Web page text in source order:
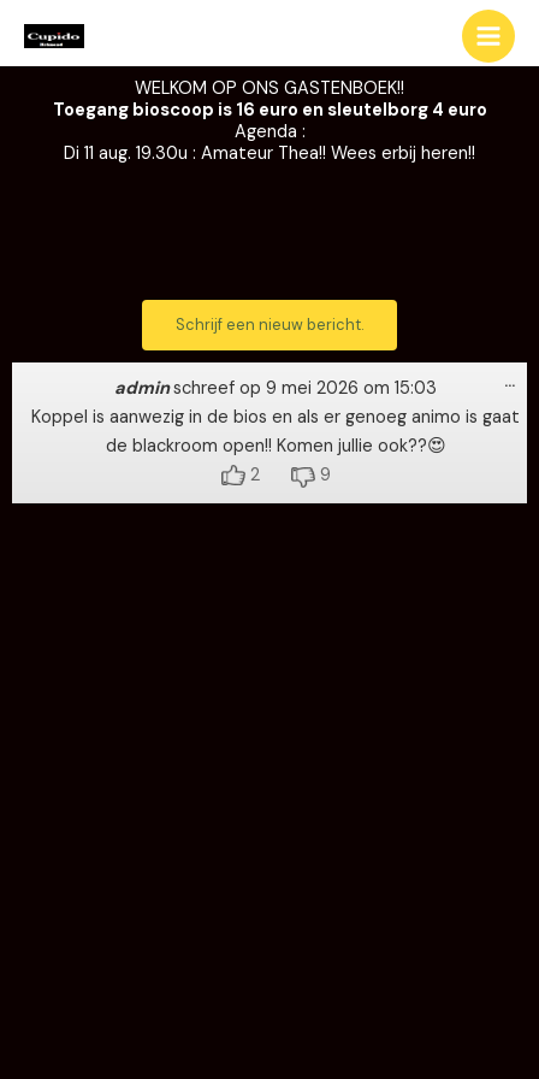
naar
de
WELKOM OP ONS GASTENBOEK!!
Toegang bioscoop is 16 euro en sleutelborg 4 euro
Agenda :
Di 11 aug. 19.30u : Amateur Thea!! Wees erbij heren!!
adminschreef op 9 mei 2026 om 15:03
Koppel is aanwezig in de bios en als er genoeg animo is gaat
de blackroom open!! Komen jullie ook??😍
2
9
…